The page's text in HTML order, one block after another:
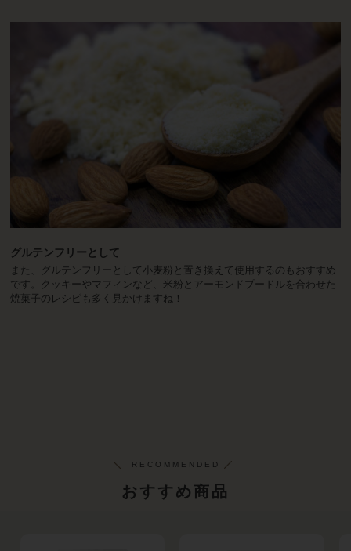
グルテンフリーとして
また、グルテンフリーとして小麦粉と置き換えて使用するのもおすすめ
です。クッキーやマフィンなど、米粉とアーモンドプードルを合わせた
焼菓子のレシピも多く見かけますね！
おすすめ商品